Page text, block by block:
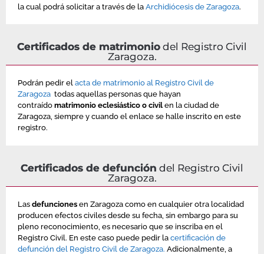
la cual podrá solicitar a través de la Archidiócesis de Zaragoza.
Certificados de matrimonio del Registro Civil
Zaragoza.
Podrán pedir el acta de matrimonio al Registro Civil de
Zaragoza todas aquellas personas que hayan
contraído matrimonio eclesiástico o civil en la ciudad de
Zaragoza, siempre y cuando el enlace se halle inscrito en este
registro.
Certificados de defunción del Registro Civil
Zaragoza.
Las defunciones en Zaragoza como en cualquier otra localidad
producen efectos civiles desde su fecha, sin embargo para su
pleno reconocimiento, es necesario que se inscriba en el
Registro Civil. En este caso puede pedir la certificación de
defunción del Registro Civil de Zaragoza. Adicionalmente, a